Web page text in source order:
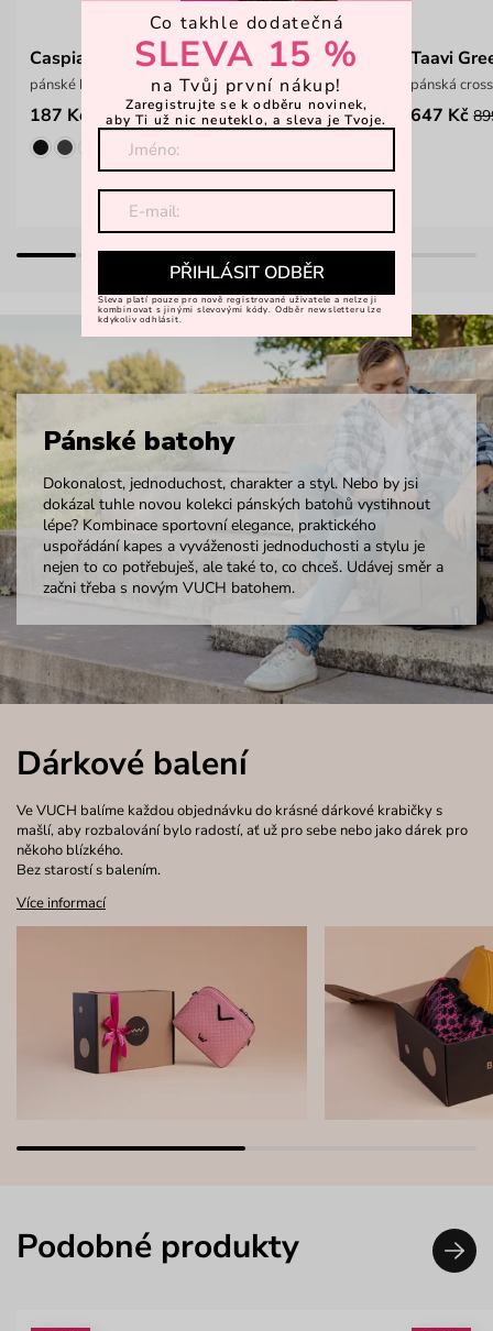
Caspian Green
pánské bavlněné boxerky
187 Kč 249 Kč
Taavi
pánská
647 Kč
Pánské batohy
Dokonalost, jednoduchost, charakter a styl. Nebo by jsi
dokázal tuhle novou kolekci pánských batohů vystihnout
lépe? Kombinace sportovní elegance, praktického
uspořádání kapes a vyváženosti jednoduchosti a stylu je
nejen to co potřebuješ, ale také to, co chceš. Udávej směr a
začni třeba s novým VUCH batohem.
Dárkové balení
Ve VUCH balíme každou objednávku do krásné dárkové krabičky s
mašlí, aby rozbalování bylo radostí, ať už pro sebe nebo jako dárek pro
někoho blízkého.
Bez starostí s balením.
Více informací
Podobné produkty
Co takhle dodatečná
SLEVA 15 %
na Tvůj první nákup!
Zaregistrujte se k odběru novinek,
aby Ti už nic neuteklo, a sleva je Tvoje.
PŘIHLÁSIT ODBĚR
Sleva platí pouze pro nově registrované uživatele a nelze ji
kombinovat s jinými slevovými kódy. Odběr newsletteru lze
kdykoliv odhlásit.